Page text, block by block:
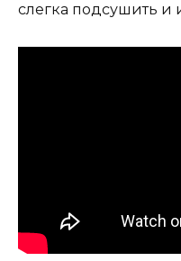
слегка подсушить и